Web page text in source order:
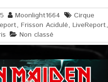
Moonlight1664
Cirque
, Frisson Acidulé, LiveReport,
Non classé